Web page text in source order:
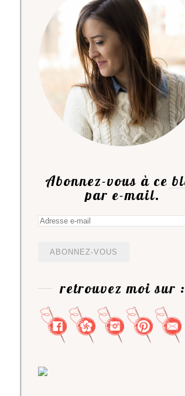
Abonnez-vous à ce
par e-mail.
Adresse
mail
retrouvez moi sur :